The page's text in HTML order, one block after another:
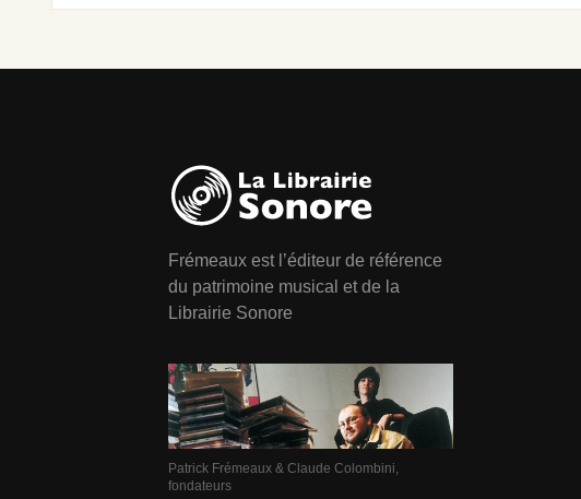
Frémeaux est l’éditeur de référence
du patrimoine musical et de la
Librairie Sonore
Patrick Frémeaux & Claude Colombini,
fondateurs